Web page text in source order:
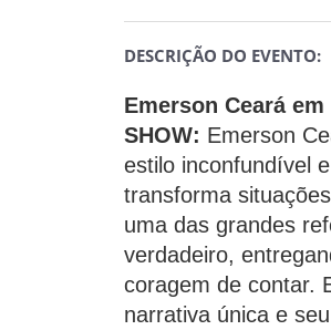
DESCRIÇÃO DO EVENTO:
Emerson Ceará
SHOW: Emerson
estilo inconfundível
transforma
uma das grandes
verdadeiro,
coragem de contar.
narrativa única e